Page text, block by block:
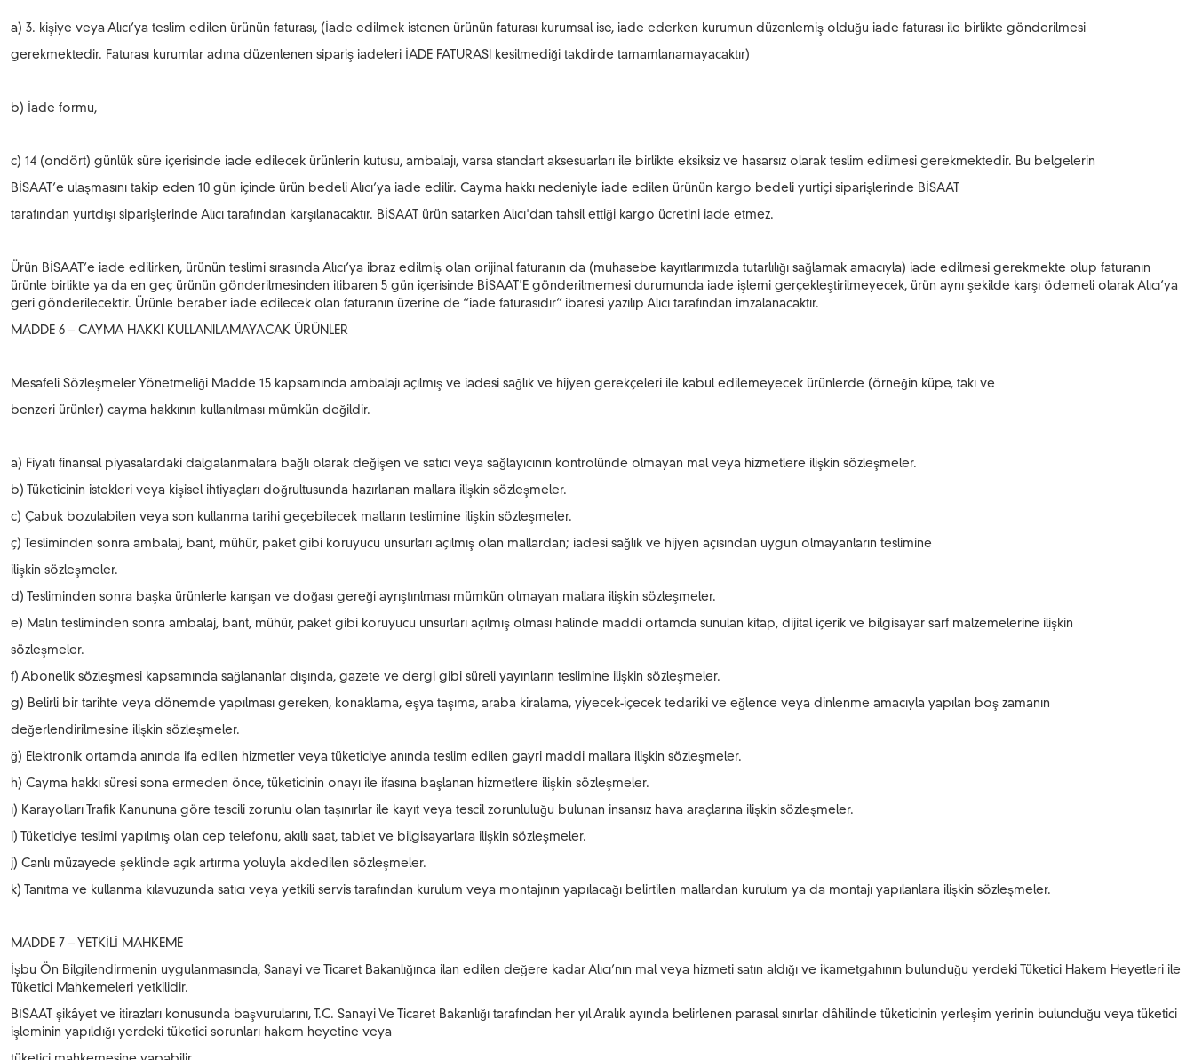
a) 3. kişiye veya Alıcı’ya teslim edilen ürünün faturası, (İade edilmek istenen ürünün faturası kurumsal ise, iade ederken kurumun düzenlemiş olduğu iade faturası ile birlikte gönderilmesi
gerekmektedir. Faturası kurumlar adına düzenlenen sipariş iadeleri İADE FATURASI kesilmediği takdirde tamamlanamayacaktır)
b) İade formu,
c) 14 (ondört) günlük süre içerisinde iade edilecek ürünlerin kutusu, ambalajı, varsa standart aksesuarları ile birlikte eksiksiz ve hasarsız olarak teslim edilmesi gerekmektedir. Bu belgelerin
BİSAAT’e ulaşmasını takip eden 10 gün içinde ürün bedeli Alıcı’ya iade edilir. Cayma hakkı nedeniyle iade edilen ürünün kargo bedeli yurtiçi siparişlerinde BİSAAT
tarafından yurtdışı siparişlerinde Alıcı tarafından karşılanacaktır. BİSAAT ürün satarken Alıcı'dan tahsil ettiği kargo ücretini iade etmez.
Ürün BİSAAT’e iade edilirken, ürünün teslimi sırasında Alıcı’ya ibraz edilmiş olan orijinal faturanın da (muhasebe kayıtlarımızda tutarlılığı sağlamak amacıyla) iade edilmesi gerekmekte olup faturanın
ürünle birlikte ya da en geç ürünün gönderilmesinden itibaren 5 gün içerisinde BİSAAT'E gönderilmemesi durumunda iade işlemi gerçekleştirilmeyecek, ürün aynı şekilde karşı ödemeli olarak Alıcı’ya
geri gönderilecektir. Ürünle beraber iade edilecek olan faturanın üzerine de “iade faturasıdır” ibaresi yazılıp Alıcı tarafından imzalanacaktır.
MADDE 6 – CAYMA HAKKI KULLANILAMAYACAK ÜRÜNLER
Mesafeli Sözleşmeler Yönetmeliği Madde 15 kapsamında ambalajı açılmış ve iadesi sağlık ve hijyen gerekçeleri ile kabul edilemeyecek ürünlerde (örneğin küpe, takı ve
benzeri ürünler) cayma hakkının kullanılması mümkün değildir.
a) Fiyatı finansal piyasalardaki dalgalanmalara bağlı olarak değişen ve satıcı veya sağlayıcının kontrolünde olmayan mal veya hizmetlere ilişkin sözleşmeler.
b) Tüketicinin istekleri veya kişisel ihtiyaçları doğrultusunda hazırlanan mallara ilişkin sözleşmeler.
c) Çabuk bozulabilen veya son kullanma tarihi geçebilecek malların teslimine ilişkin sözleşmeler.
ç) Tesliminden sonra ambalaj, bant, mühür, paket gibi koruyucu unsurları açılmış olan mallardan; iadesi sağlık ve hijyen açısından uygun olmayanların teslimine
ilişkin sözleşmeler.
d) Tesliminden sonra başka ürünlerle karışan ve doğası gereği ayrıştırılması mümkün olmayan mallara ilişkin sözleşmeler.
e) Malın tesliminden sonra ambalaj, bant, mühür, paket gibi koruyucu unsurları açılmış olması halinde maddi ortamda sunulan kitap, dijital içerik ve bilgisayar sarf malzemelerine ilişkin
sözleşmeler.
f) Abonelik sözleşmesi kapsamında sağlananlar dışında, gazete ve dergi gibi süreli yayınların teslimine ilişkin sözleşmeler.
g) Belirli bir tarihte veya dönemde yapılması gereken, konaklama, eşya taşıma, araba kiralama, yiyecek-içecek tedariki ve eğlence veya dinlenme amacıyla yapılan boş zamanın
değerlendirilmesine ilişkin sözleşmeler.
ğ) Elektronik ortamda anında ifa edilen hizmetler veya tüketiciye anında teslim edilen gayri maddi mallara ilişkin sözleşmeler.
h) Cayma hakkı süresi sona ermeden önce, tüketicinin onayı ile ifasına başlanan hizmetlere ilişkin sözleşmeler.
ı) Karayolları Trafik Kanununa göre tescili zorunlu olan taşınırlar ile kayıt veya tescil zorunluluğu bulunan insansız hava araçlarına ilişkin sözleşmeler.
i) Tüketiciye teslimi yapılmış olan cep telefonu, akıllı saat, tablet ve bilgisayarlara ilişkin sözleşmeler.
j) Canlı müzayede şeklinde açık artırma yoluyla akdedilen sözleşmeler.
k) Tanıtma ve kullanma kılavuzunda satıcı veya yetkili servis tarafından kurulum veya montajının yapılacağı belirtilen mallardan kurulum ya da montajı yapılanlara ilişkin sözleşmeler.
MADDE 7 – YETKİLİ MAHKEME
İşbu Ön Bilgilendirmenin uygulanmasında, Sanayi ve Ticaret Bakanlığınca ilan edilen değere kadar Alıcı’nın mal veya hizmeti satın aldığı ve ikametgahının bulunduğu yerdeki Tüketici Hakem Heyetleri ile
Tüketici Mahkemeleri yetkilidir.
BİSAAT şikâyet ve itirazları konusunda başvurularını, T.C. Sanayi Ve Ticaret Bakanlığı tarafından her yıl Aralık ayında belirlenen parasal sınırlar dâhilinde tüketicinin yerleşim yerinin bulunduğu veya tüketici
işleminin yapıldığı yerdeki tüketici sorunları hakem heyetine veya